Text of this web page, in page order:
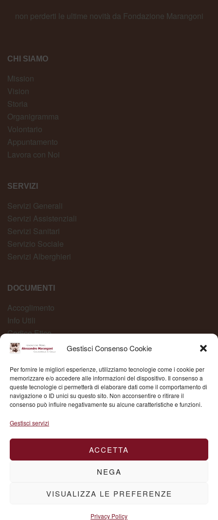
Gestisci Consenso Cookie
Per fornire le migliori esperienze, utilizziamo tecnologie come i cookie per
memorizzare e/o accedere alle informazioni del dispositivo. Il consenso a
queste tecnologie ci permetterà di elaborare dati come il comportamento di
navigazione o ID unici su questo sito. Non acconsentire o ritirare il
consenso può influire negativamente su alcune caratteristiche e funzioni.
Gestisci servizi
ACCETTA
NEGA
VISUALIZZA LE PREFERENZE
Privacy Policy
CHI SIAMO
Mission
Vision
Storia
Organigramma
Volontario
Appuntamento
Lavora con Noi
SERVIZI
Servizi Generali
Servizi Assistenziali
Servizi Sanitari
Servizio Sociale
Servizi Alberghieri
DOCUMENTI
Accoglimento
Info Utili
Codice Etico
Carta dei Servizi
Whistleblowing
non perderti le ultime novità da Fondazione Marangoni
Fond. Mons. Alessandro Marangoni © 2025 | P.IVA